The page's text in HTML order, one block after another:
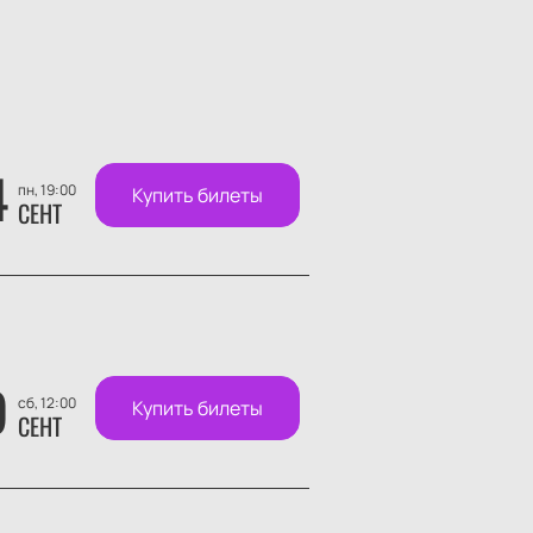
пн, 19:00
СЕНТ Купить билеты
сб, 12:00
СЕНТ Купить билеты